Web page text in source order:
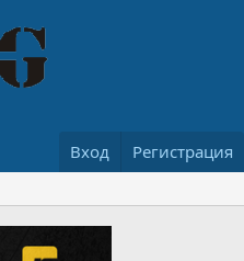
Вход Регистрация